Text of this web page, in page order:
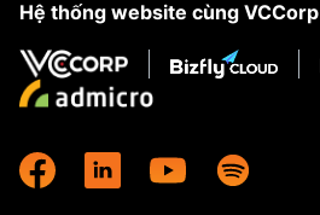
Hệ thống website cùng VCCorp